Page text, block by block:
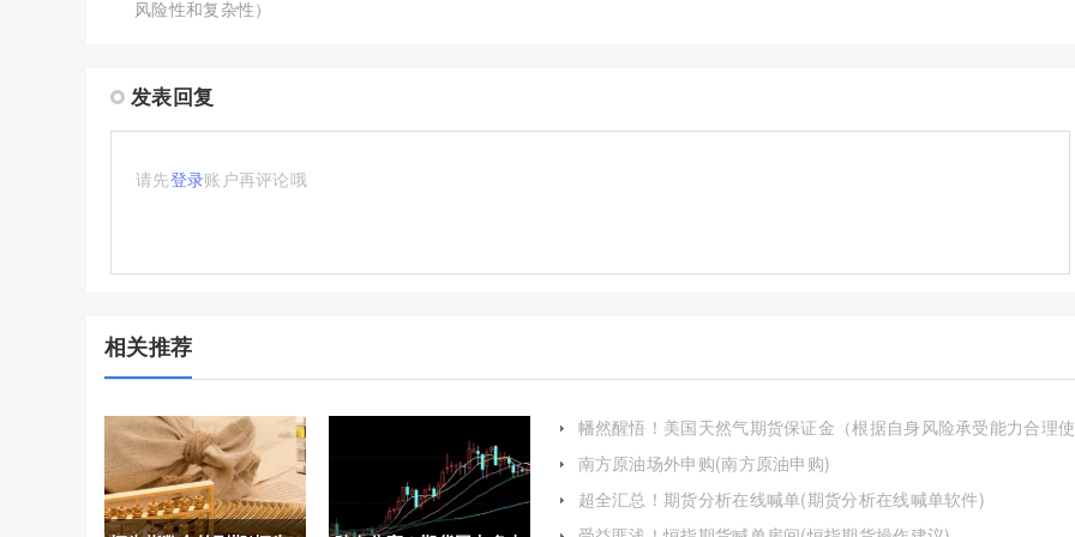
风险性和复杂性）
发表回复
请先登录账户再评论哦
相关推荐
幡然醒悟！美国天然气期货保证金（根据自身风险承受能力合理使
用）
南方原油场外申购(南方原油申购)
超全汇总！期货分析在线喊单(期货分析在线喊单软件)